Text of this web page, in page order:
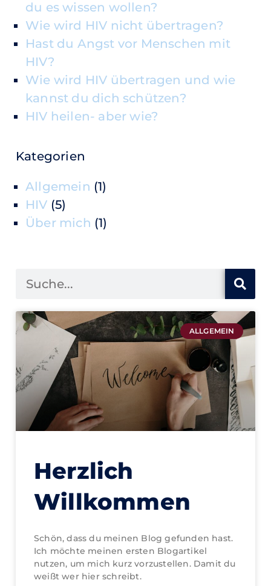
du es wissen wollen?
Wie wird HIV nicht übertragen?
Hast du Angst vor Menschen mit
HIV?
Wie wird HIV übertragen und wie
kannst du dich schützen?
HIV heilen- aber wie?
Kategorien
Allgemein (1)
HIV (5)
Über mich (1)
ALLGEMEIN
Herzlich
Willkommen
Schön, dass du meinen Blog gefunden hast.
Ich möchte meinen ersten Blogartikel
nutzen, um mich kurz vorzustellen. Damit du
weißt wer hier schreibt.